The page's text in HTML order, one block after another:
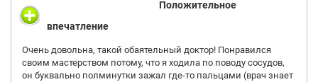
Положительное
впечатление
Очень довольна, такой обаятельный доктор! Понравился
своим мастерством потому, что я ходила по поводу сосудов,
он буквально полминутки зажал где-то пальцами (врач знает